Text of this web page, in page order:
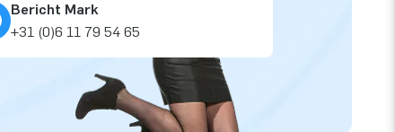
Bericht Mark
+31 (0)6 11 79 54 65